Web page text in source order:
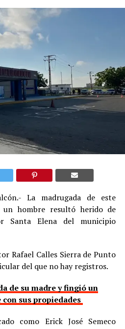
La madrugada de este
hombre resultó herido de
Santa Elena del municipio
Rafael Calles Sierra de Punto
del que no hay registros.
de su madre y fingió un
sus propiedades
como Erick José Semeco